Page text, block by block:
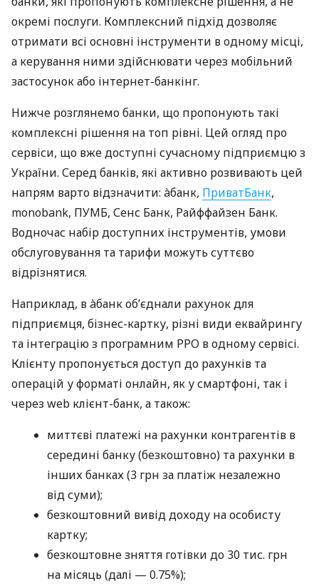
окремі послуги. Комплексний підхід дозволяє
отримати всі основні інструменти в одному місці,
а керування ними здійснювати через мобільний
застосунок або інтернет-банкінг.
Нижче розглянемо банки, що пропонують такі
комплексні рішення на топ рівні. Цей огляд про
сервіси, що вже доступні сучасному підприємцю з
України. Серед банків, які активно розвивають цей
напрям варто відзначити: àбанк, ПриватБанк,
monobank, ПУМБ, Сенс Банк, Райффайзен Банк.
Водночас набір доступних інструментів, умови
обслуговування та тарифи можуть суттєво
відрізнятися.
Наприклад, в àбанк об’єднали рахунок для
підприємця, бізнес-картку, різні види еквайрингу
та інтеграцію з програмним РРО в одному сервісі.
Клієнту пропонується доступ до рахунків та
операцій у форматі онлайн, як у смартфоні, так і
через web клієнт-банк, а також:
миттєві платежі на рахунки контрагентів в
середині банку (безкоштовно) та рахунки в
інших банках (3 грн за платіж незалежно
від суми);
безкоштовний вивід доходу на особисту
картку;
безкоштовне зняття готівки до 30 тис. грн
на місяць (далі — 0.75%);